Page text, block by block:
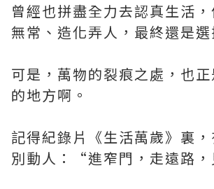
曾經也拼盡全力去認真生活
無常、造化弄人，最終還是選
可是，萬物的裂痕之處，也
的地方啊。
記得紀錄片《生活萬歲》裏
別動人：“進窄門，走遠路，